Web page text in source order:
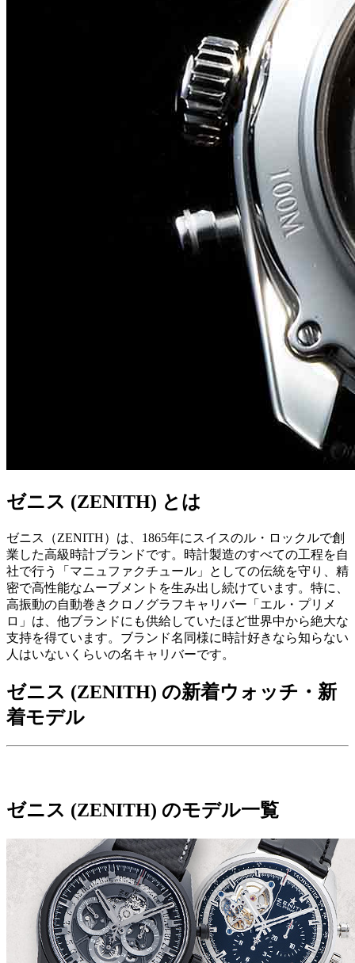
ゼニス (ZENITH) とは
ゼニス（ZENITH）は、1865年にスイスのル・ロックルで創
業した高級時計ブランドです。時計製造のすべての工程を自
社で行う「マニュファクチュール」としての伝統を守り、精
密で高性能なムーブメントを生み出し続けています。特に、
高振動の自動巻きクロノグラフキャリバー「エル・プリメ
ロ」は、他ブランドにも供給していたほど世界中から絶大な
支持を得ています。ブランド名同様に時計好きなら知らない
人はいないくらいの名キャリバーです。
ゼニス (ZENITH) の新着ウォッチ・新
着モデル
ゼニス (ZENITH) のモデル一覧